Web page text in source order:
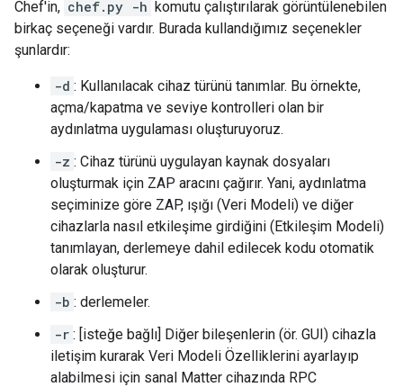
Chef'in, chef.py -h komutu çalıştırılarak görüntülenebilen
birkaç seçeneği vardır. Burada kullandığımız seçenekler
şunlardır:
-d : Kullanılacak cihaz türünü tanımlar. Bu örnekte,
açma/kapatma ve seviye kontrolleri olan bir
aydınlatma uygulaması oluşturuyoruz.
-z : Cihaz türünü uygulayan kaynak dosyaları
oluşturmak için ZAP aracını çağırır. Yani, aydınlatma
seçiminize göre ZAP, ışığı (Veri Modeli) ve diğer
cihazlarla nasıl etkileşime girdiğini (Etkileşim Modeli)
tanımlayan, derlemeye dahil edilecek kodu otomatik
olarak oluşturur.
-b : derlemeler.
-r : [isteğe bağlı] Diğer bileşenlerin (ör. GUI) cihazla
iletişim kurarak Veri Modeli Özelliklerini ayarlayıp
alabilmesi için sanal Matter cihazında RPC